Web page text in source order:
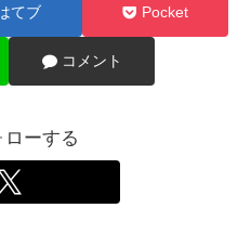
てブ Pocket
コメント
ーする